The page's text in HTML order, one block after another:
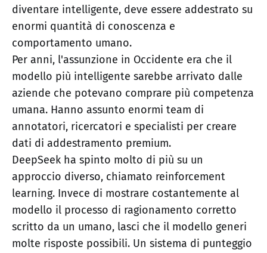
diventare intelligente, deve essere addestrato su
enormi quantità di conoscenza e
comportamento umano.
Per anni, l'assunzione in Occidente era che il
modello più intelligente sarebbe arrivato dalle
aziende che potevano comprare più competenza
umana. Hanno assunto enormi team di
annotatori, ricercatori e specialisti per creare
dati di addestramento premium.
DeepSeek ha spinto molto di più su un
approccio diverso, chiamato reinforcement
learning. Invece di mostrare costantemente al
modello il processo di ragionamento corretto
scritto da un umano, lasci che il modello generi
molte risposte possibili. Un sistema di punteggio